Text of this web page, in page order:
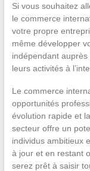
Si vous souhaitez
le commerce
votre propre
même développer
indépendant auprès
leurs activités à
Le commerce
opportunités
évolution rapide et
secteur offre un
individus ambitieux
à jour et en restant
serez prêt à saisir